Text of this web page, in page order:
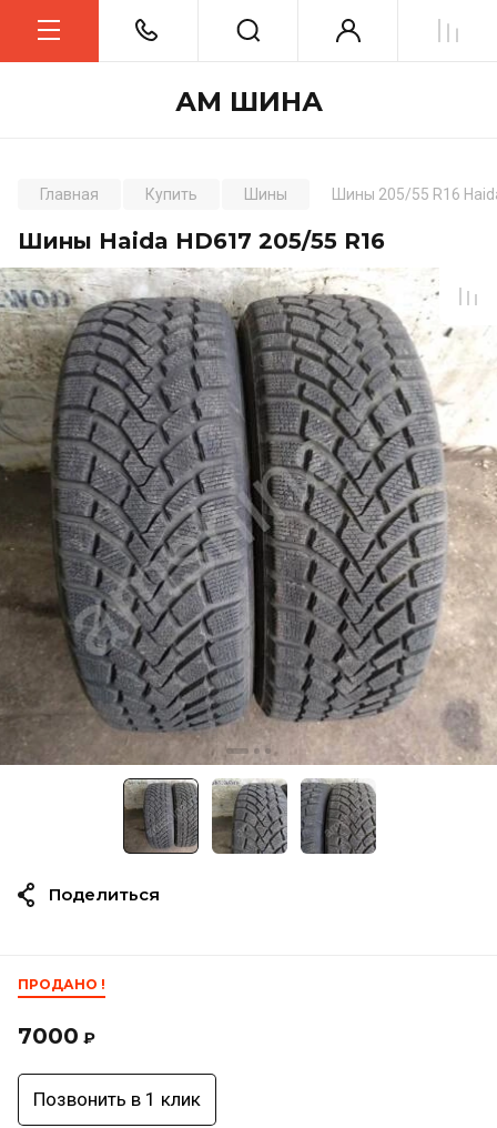
АМ ШИНА
Главная Купить Шины Шины 205/55 R16
Шины Haida HD617 205/55 R16
ПРОДАНО !
7000 ₽
Позвонить в 1 клик
Поделиться